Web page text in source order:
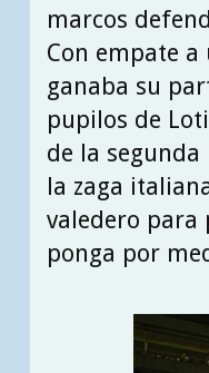
marcos
Con empate
ganaba su
pupilos de
de la
la zaga
valedero para
ponga por